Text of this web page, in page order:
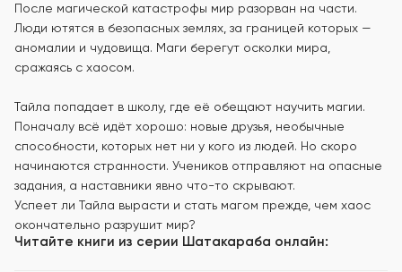
После магической катастрофы мир разорван на части.
Люди ютятся в безопасных землях, за границей которых —
аномалии и чудовища. Маги берегут осколки мира,
сражаясь с хаосом.
Тайла попадает в школу, где её обещают научить магии.
Поначалу всё идёт хорошо: новые друзья, необычные
способности, которых нет ни у кого из людей. Но скоро
начинаются странности. Учеников отправляют на опасные
задания, а наставники явно что-то скрывают.
Успеет ли Тайла вырасти и стать магом прежде, чем хаос
окончательно разрушит мир?
Читайте книги из серии Шатакараба онлайн: